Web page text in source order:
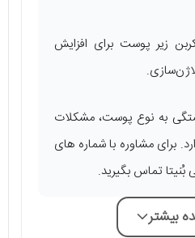
زیر پوست برای افزایش
به نوع پوست، مشکلات
برای مشاوره با شماره های
بُنیتا تماس بگیرید.
بیشتر